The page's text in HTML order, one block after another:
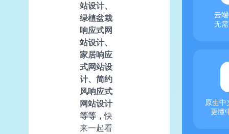
站设计、
绿植盆栽
响应式网
站设计、
家居响应
式网站设
计、简约
风响应式
网站设计
等等，快
来一起看
云
无
原生中
更懂